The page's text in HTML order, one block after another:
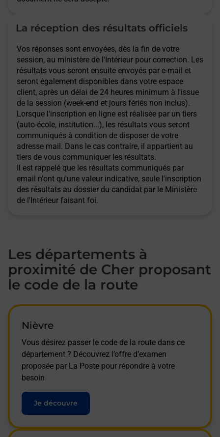
La réception des résultats officiels
Vos réponses sont envoyées, dès la fin de votre
session, au ministère de l'Intérieur pour correction. Les
résultats vous seront ensuite envoyés par e-mail et
seront également disponibles dans votre espace
client, après un délai de 24 heures minimum à l'issue
de la session (week-end et jours fériés non inclus).
Lorsque l'inscription en ligne est réalisée par un tiers
(auto-école, institution...), les résultats vous seront
communiqués à condition de disposer de votre
adresse mail. Dans le cas contraire, il appartient au
tiers de vous communiquer les résultats.
Il est rappelé que les résultats communiqués par
email n'ont qu'une valeur indicative, seule l'inscription
des résultats au dossier du candidat par le Ministère
de l'Intérieur faisant foi.
Les départements à
proximité de Cher proposant
le code de la route
Nièvre
Vous désirez passer le code de la route dans ce
département ? Découvrez l’offre d’examen
proposée par La Poste pour répondre à votre
besoin
Je découvre